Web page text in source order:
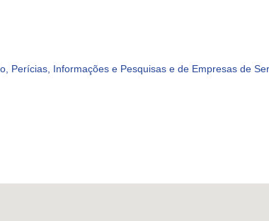
Perícias, Informações e Pesquisas e de Empresas de